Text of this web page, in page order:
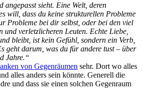
angepasst sieht. Eine Welt, deren
will, dass du keine strukturellen Probleme
Probleme bei dir selbst, oder bei den viel
und verletzlicheren Leuten. Echte Liebe,
bleibt, ist kein Gefühl, sondern ein Verb,
geht darum, was du für andere tust – über
Jahre.“
von Gegenräumen sehr. Dort wo alles
alles anders sein könnte. Generell die
und dass sie einen solchen Gegenraum